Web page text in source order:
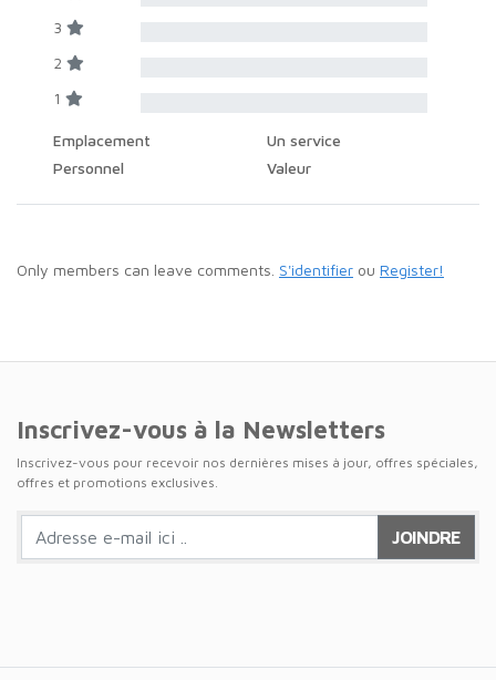
3
2
1
Emplacement
Un service
Personnel
Valeur
Only members can leave comments. S'identifier ou Register!
Inscrivez-vous à la Newsletters
Inscrivez-vous pour recevoir nos dernières mises à jour, offres spéciales,
offres et promotions exclusives.
JOINDRE